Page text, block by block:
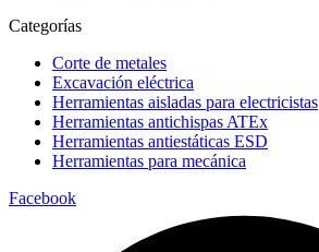
Categorías
Corte de metales
Excavación eléctrica
Herramientas aisladas para electricistas
Herramientas antichispas ATEx
Herramientas antiestáticas ESD
Herramientas para mecánica
Facebook